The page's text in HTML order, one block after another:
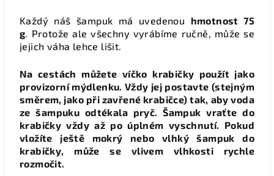
Každý náš šampuk má uvedenou hmotnost 75
g. Protože ale všechny vyrábíme ručně, může se
jejich váha lehce lišit.
Na cestách můžete víčko krabičky použít jako
provizorní mýdlenku. Vždy jej postavte (stejným
směrem, jako při zavřené krabičce) tak, aby voda
ze šampuku odtékala pryč. Šampuk vraťte do
krabičky vždy až po úplném vyschnutí. Pokud
vložíte ještě mokrý nebo vlhký šampuk do
krabičky, může se vlivem vlhkosti rychle
rozmočit.